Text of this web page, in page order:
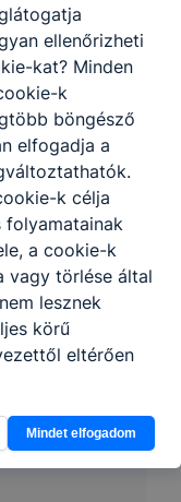
ellenőrizheti
kat? Minden
k
böngésző
elfogadja a
k célja
folyamatainak
a cookie-k
vagy törlése által
lesznek
körű
eltérően
Mindet elfogadom